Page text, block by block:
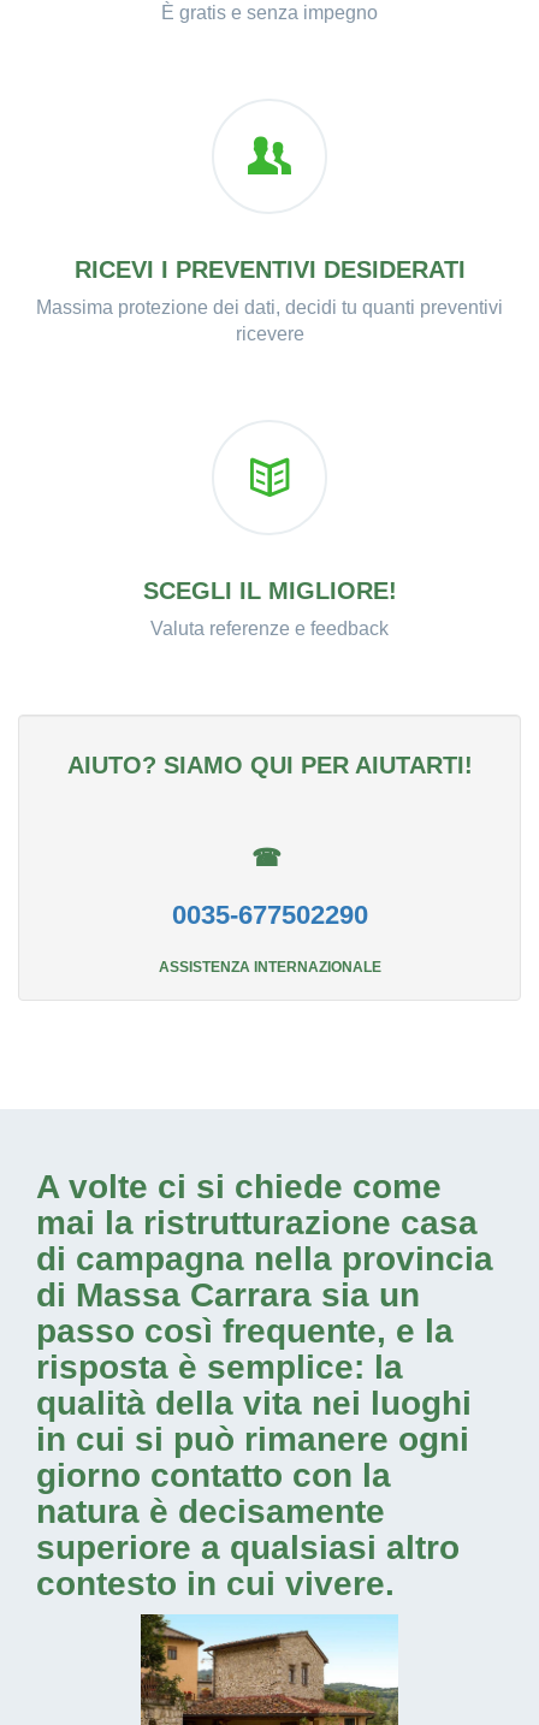
È gratis e senza impegno
RICEVI I PREVENTIVI DESIDERATI
Massima protezione dei dati, decidi tu quanti preventivi
ricevere
SCEGLI IL MIGLIORE!
Valuta referenze e feedback
AIUTO? SIAMO QUI PER AIUTARTI!
☎
0035-677502290
ASSISTENZA INTERNAZIONALE
A volte ci si chiede come
mai la ristrutturazione casa
di campagna nella provincia
di Massa Carrara sia un
passo così frequente, e la
risposta è semplice: la
qualità della vita nei luoghi
in cui si può rimanere ogni
giorno contatto con la
natura è decisamente
superiore a qualsiasi altro
contesto in cui vivere.